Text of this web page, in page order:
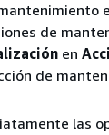
de
en
de
las